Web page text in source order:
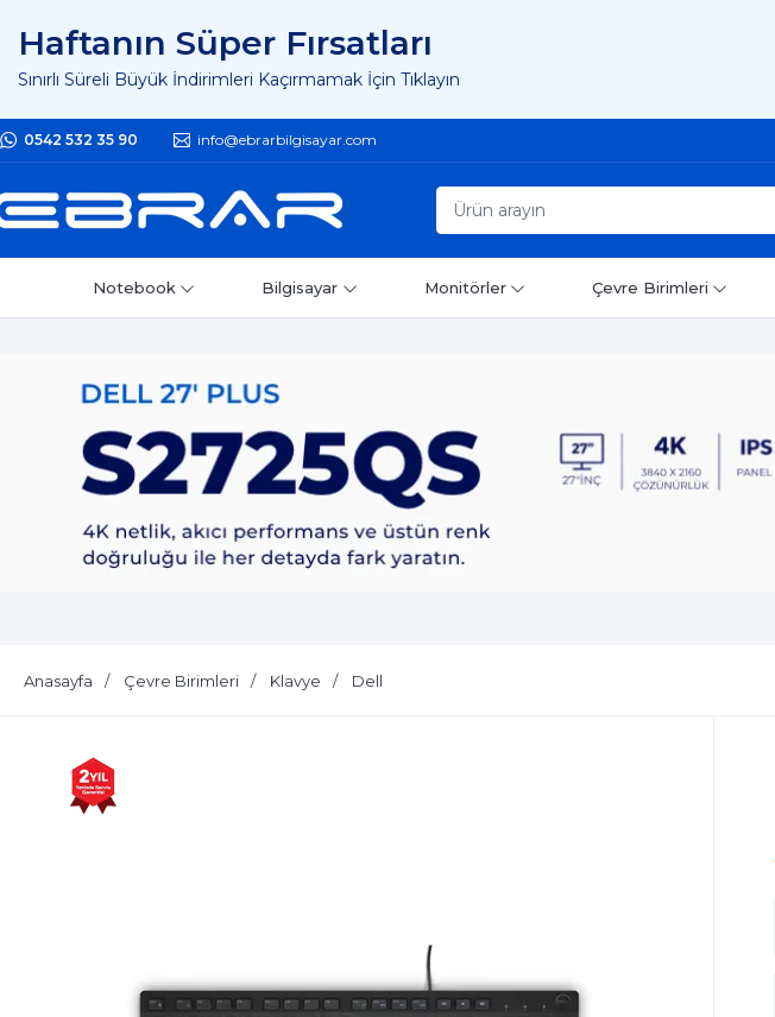
Haftanın Süper Fırsatları
Sınırlı Süreli Büyük İndirimleri Kaçırmamak İçin Tıklayın
0542 532 35 90 info@ebrarbilgisayar.com
Notebook Bilgisayar Monitörler Çevre Birimleri
Anasayfa Çevre Birimleri Klavye Dell